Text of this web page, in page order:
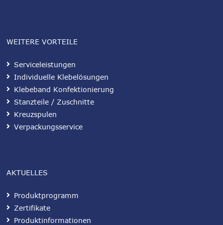
WEITERE VORTEILE
Serviceleistungen
Individuelle Klebelösungen
Klebeband Konfektionierung
Stanzteile / Zuschnitte
Kreuzspulen
Verpackungsservice
AKTUELLES
Produktprogramm
Zertifikate
Produktinformationen